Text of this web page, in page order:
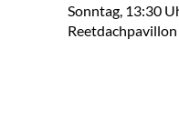
Sonn­tag, 13:30
Reet­dach­pa­vil­lon